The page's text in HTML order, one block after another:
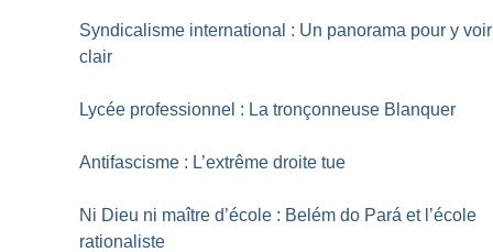
Syndicalisme international : Un panorama pour y voir
clair
Lycée professionnel : La tronçonneuse Blanquer
Antifascisme : L’extrême droite tue
Ni Dieu ni maître d’école : Belém do Pará et l’école
rationaliste